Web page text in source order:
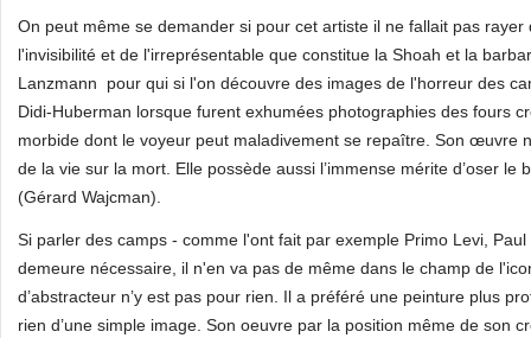
On peut même se demander si pour cet artiste il ne fallait pas
l'invisibilité et de l'irreprésentable que constitue la Shoah et la
Lanzmann pour qui si l'on découvre des images de l'horreur des
Didi-Huberman lorsque furent exhumées photographies des fours
morbide dont le voyeur peut maladivement se repaître. Son œuvre
de la vie sur la mort. Elle possède aussi l’immense mérite d’oser
(Gérard Wajcman).
Si parler des camps - comme l'ont fait par exemple Primo Levi,
demeure nécessaire, il n'en va pas de même dans le champ de
d’abstracteur n’y est pas pour rien. Il a préféré une peinture plus
rien d’une simple image. Son oeuvre par la position même de